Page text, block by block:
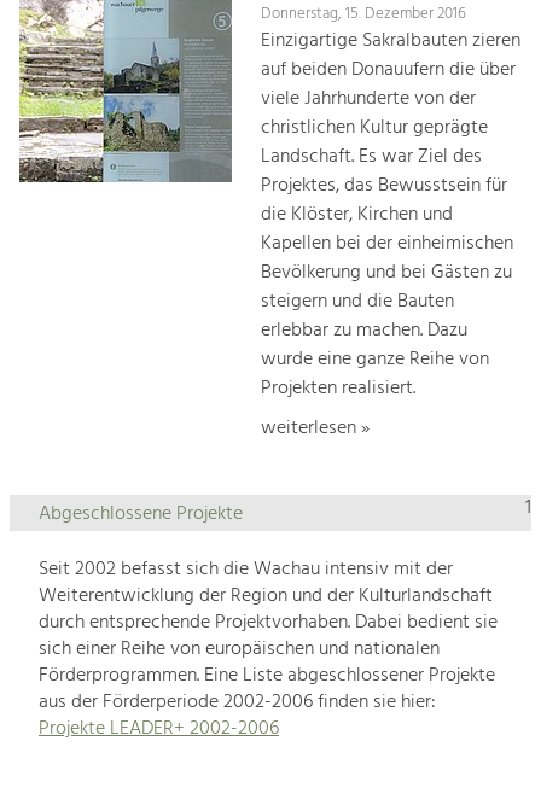
Donnerstag, 15. Dezember 2016
Einzigartige Sakralbauten zieren
auf beiden Donauufern die über
viele Jahrhunderte von der
christlichen Kultur geprägte
Landschaft. Es war Ziel des
Projektes, das Bewusstsein für
die Klöster, Kirchen und
Kapellen bei der einheimischen
Bevölkerung und bei Gästen zu
steigern und die Bauten
erlebbar zu machen. Dazu
wurde eine ganze Reihe von
Projekten realisiert.
weiterlesen »
1
Abgeschlossene Projekte
Seit 2002 befasst sich die Wachau intensiv mit der
Weiterentwicklung der Region und der Kulturlandschaft
durch entsprechende Projektvorhaben. Dabei bedient sie
sich einer Reihe von europäischen und nationalen
Förderprogrammen. Eine Liste abgeschlossener Projekte
aus der Förderperiode 2002-2006 finden sie hier:
Projekte LEADER+ 2002-2006